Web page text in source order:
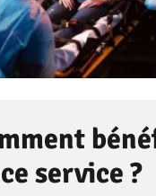
service ?